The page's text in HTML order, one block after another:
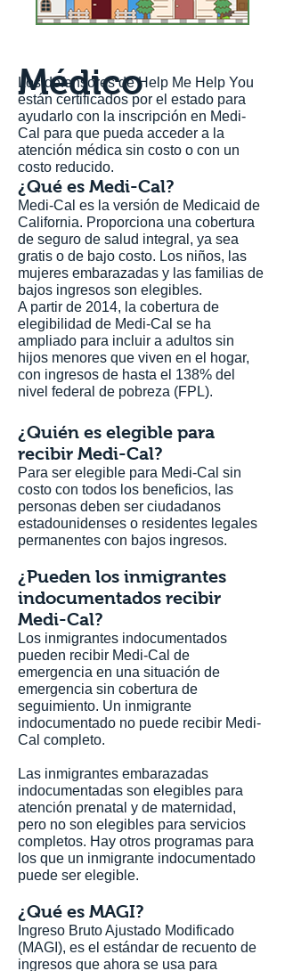
Médico
Los defensores de Help Me Help You
están certificados por el estado para
ayudarlo con la inscripción en Medi-
Cal para que pueda acceder a la
atención médica sin costo o con un
costo reducido.
¿Qué es Medi-Cal?
Medi-Cal es la versión de Medicaid de
California. Proporciona una cobertura
de seguro de salud integral, ya sea
gratis o de bajo costo. Los niños, las
mujeres embarazadas y las familias de
bajos ingresos son elegibles.
A partir de 2014, la cobertura de
elegibilidad de Medi-Cal se ha
ampliado para incluir a adultos sin
hijos menores que viven en el hogar,
con ingresos de hasta el 138% del
nivel federal de pobreza (FPL).
¿Quién es elegible para
recibir Medi-Cal?
Para ser elegible para Medi-Cal sin
costo con todos los beneficios, las
personas deben ser ciudadanos
estadounidenses o residentes legales
permanentes con bajos ingresos.
¿Pueden los inmigrantes
indocumentados recibir
Medi-Cal?
Los inmigrantes indocumentados
pueden recibir Medi-Cal de
emergencia en una situación de
emergencia sin cobertura de
seguimiento. Un inmigrante
indocumentado no puede recibir Medi-
Cal completo.
Las inmigrantes embarazadas
indocumentadas son elegibles para
atención prenatal y de maternidad,
pero no son elegibles para servicios
completos. Hay otros programas para
los que un inmigrante indocumentado
puede ser elegible.
¿Qué es MAGI?
Ingreso Bruto Ajustado Modificado
(MAGI), es el estándar de recuento de
ingresos que ahora se usa para